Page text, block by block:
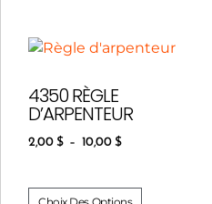
4350 RÈGLE
D’ARPENTEUR
2,00 $ – 10,00 $